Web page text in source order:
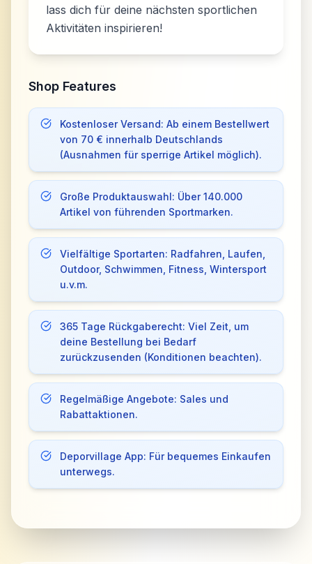
lass dich für deine nächsten sportlichen
Aktivitäten inspirieren!
Shop Features
Kostenloser Versand: Ab einem Bestellwert
von 70 € innerhalb Deutschlands
(Ausnahmen für sperrige Artikel möglich).
Große Produktauswahl: Über 140.000
Artikel von führenden Sportmarken.
Vielfältige Sportarten: Radfahren, Laufen,
Outdoor, Schwimmen, Fitness, Wintersport
u.v.m.
365 Tage Rückgaberecht: Viel Zeit, um
deine Bestellung bei Bedarf
zurückzusenden (Konditionen beachten).
Regelmäßige Angebote: Sales und
Rabattaktionen.
Deporvillage App: Für bequemes Einkaufen
unterwegs.